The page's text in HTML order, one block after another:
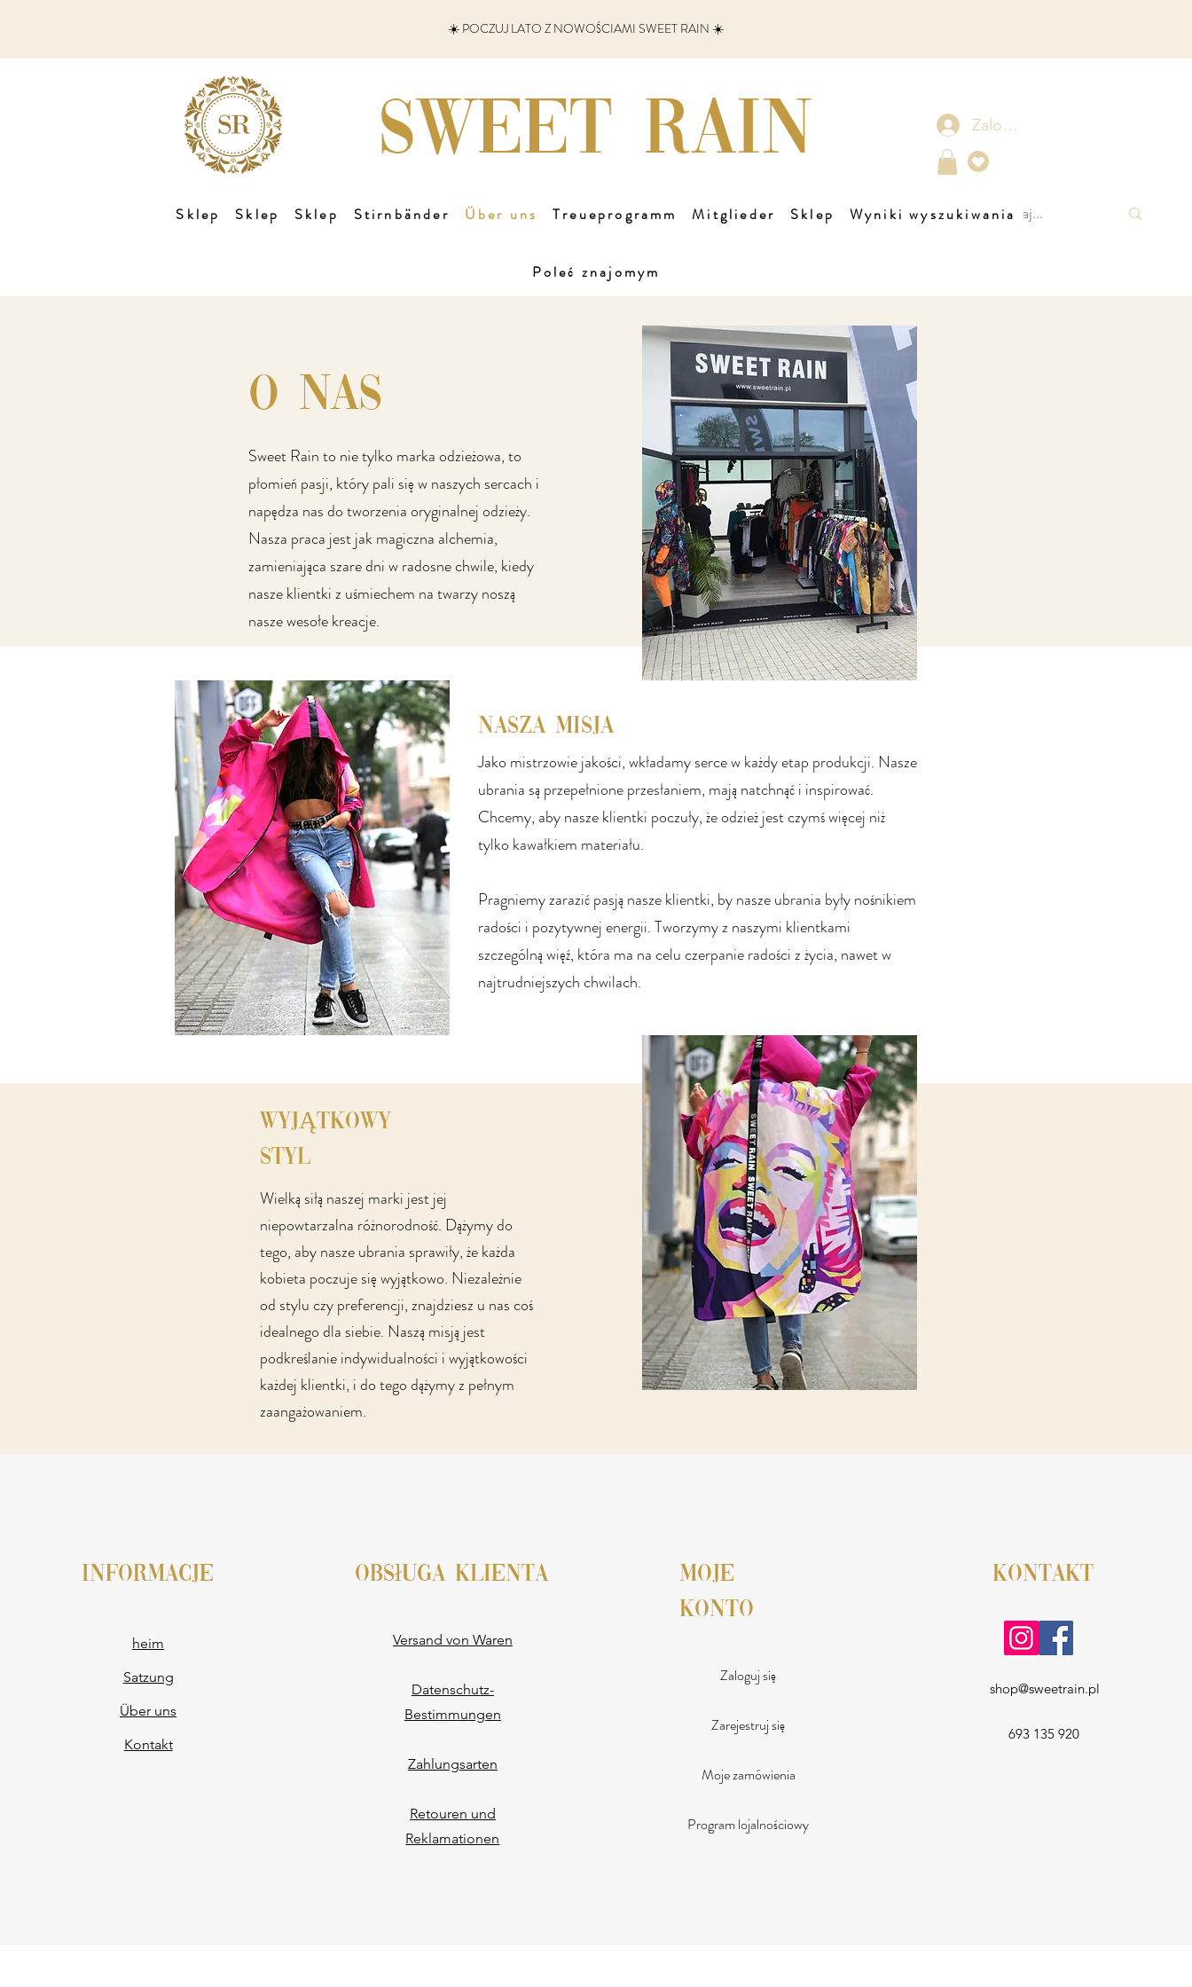
☀️ POCZUJ LATO Z NOWOŚCIAMI SWEET RAIN ☀️
SWEET RAIN Zaloguj się
Sklep Sklep Sklep Stirnbänder Über uns Treueprogramm Mitglieder Sklep Wyniki wyszukiwania
Poleć znajomym
o nas
Sweet Rain to nie tylko marka odzieżowa, to
płomień pasji, który pali się w naszych sercach i
napędza nas do tworzenia oryginalnej odzieży.
Nasza praca jest jak magiczna alchemia,
zamieniająca szare dni w radosne chwile, kiedy
nasze klientki z uśmiechem na twarzy noszą
nasze wesołe kreacje.
NASZA MISJA
Jako mistrzowie jakości, wkładamy serce w każdy etap produkcji. Nasze
ubrania są przepełnione przesłaniem, mają natchnąć i inspirować.
Chcemy, aby nasze klientki poczuły, że odzież jest czymś więcej niż
tylko kawałkiem materiału.
Pragniemy zarazić pasją nasze klientki, by nasze ubrania były nośnikiem
radości i pozytywnej energii. Tworzymy z naszymi klientkami
szczególną więź, która ma na celu czerpanie radości z życia, nawet w
najtrudniejszych chwilach.
WYJĄTKOWY
STYL
Wielką siłą naszej marki jest jej
niepowtarzalna różnorodność. Dążymy do
tego, aby nasze ubrania sprawiły, że każda
kobieta poczuje się wyjątkowo. Niezależnie
od stylu czy preferencji, znajdziesz u nas coś
idealnego dla siebie. Naszą misją jest
podkreślanie indywidualności i wyjątkowości
każdej klientki, i do tego dążymy z pełnym
zaangażowaniem.
INFORMACJE
heim
Satzung
Über uns
Kontakt
obsługa klienta
Versand von Waren
Datenschutz-
Bestimmungen
Zahlungsarten
Retouren und
Reklamationen
moje
konto
Zaloguj się
Zarejestruj się
Moje zamówienia
Program lojalnościowy
KONTAKT
shop@sweetrain.pl
693 135 920